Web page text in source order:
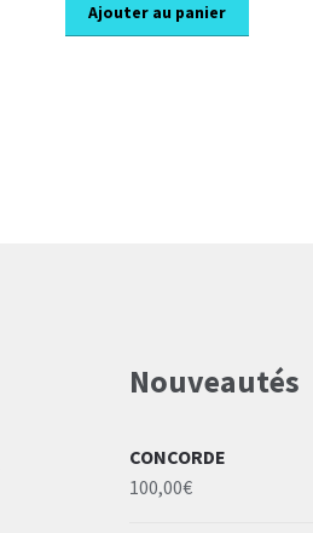
Ajouter au panier
Nouveautés
CONCORDE
100,00€